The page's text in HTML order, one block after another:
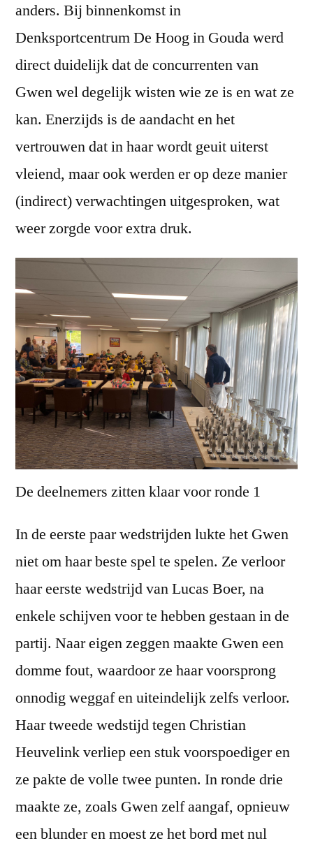
anders. Bij binnenkomst in
Denksportcentrum De Hoog in Gouda werd
direct duidelijk dat de concurrenten van
Gwen wel degelijk wisten wie ze is en wat ze
kan. Enerzijds is de aandacht en het
vertrouwen dat in haar wordt geuit uiterst
vleiend, maar ook werden er op deze manier
(indirect) verwachtingen uitgesproken, wat
weer zorgde voor extra druk.
De deelnemers zitten klaar voor ronde 1
In de eerste paar wedstrijden lukte het Gwen
niet om haar beste spel te spelen. Ze verloor
haar eerste wedstrijd van Lucas Boer, na
enkele schijven voor te hebben gestaan in de
partij. Naar eigen zeggen maakte Gwen een
domme fout, waardoor ze haar voorsprong
onnodig weggaf en uiteindelijk zelfs verloor.
Haar tweede wedstijd tegen Christian
Heuvelink verliep een stuk voorspoediger en
ze pakte de volle twee punten. In ronde drie
maakte ze, zoals Gwen zelf aangaf, opnieuw
een blunder en moest ze het bord met nul